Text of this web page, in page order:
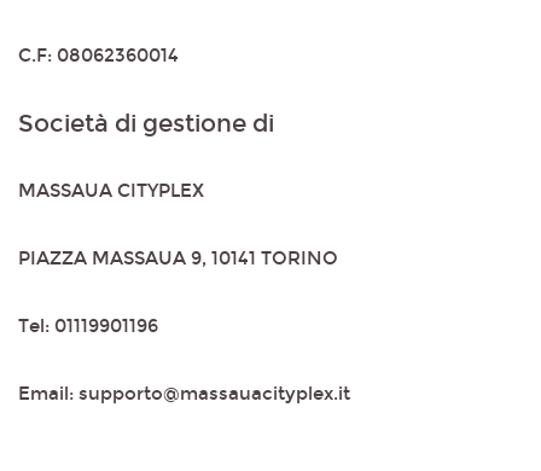
C.F: 08062360014
Società di gestione di
MASSAUA CITYPLEX
PIAZZA MASSAUA 9, 10141 TORINO
Tel: 01119901196
Email: supporto@massauacityplex.it